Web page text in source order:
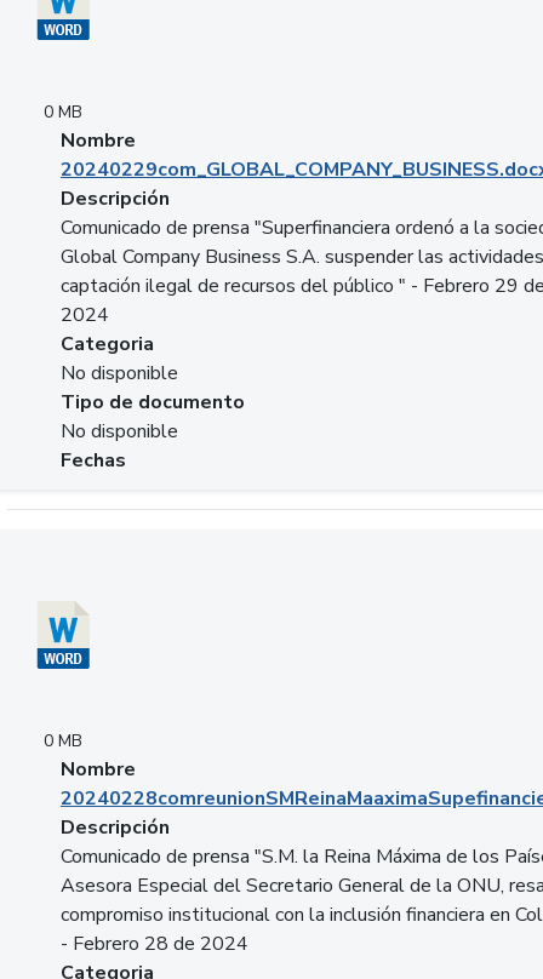
0 MB
Nombre
Descripción
Comunicado de prensa "Superfinanciera ordenó a la
Global Company Business S.A. suspender las
captación ilegal de recursos del público " - Febrero 29
2024
Categoria
No disponible
Tipo de documento
No disponible
Fechas
0 MB
Nombre
Descripción
Comunicado de prensa "S.M. la Reina Máxima de los
Asesora Especial del Secretario General de la ONU,
compromiso institucional con la inclusión financiera en
- Febrero 28 de 2024
Categoria